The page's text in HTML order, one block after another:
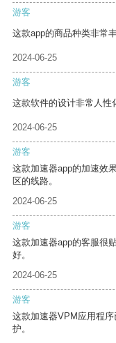
游客
这款app的商品种类非常
2024-06-25
游客
这款软件的设计非常人性
2024-06-25
游客
这款加速器app的加速效
区的线路。
2024-06-25
游客
这款加速器app的客服很
好。
2024-06-25
游客
这款加速器VPM应用程
护。